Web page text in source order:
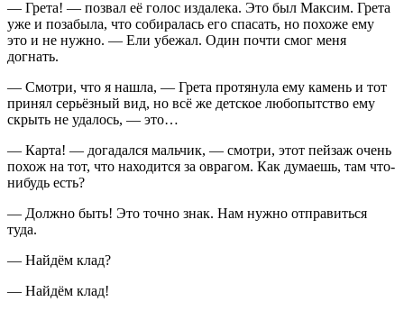
— Грета! — позвал её голос издалека. Это был Максим. Грета
уже и позабыла, что собиралась его спасать, но похоже ему
это и не нужно. — Ели убежал. Один почти смог меня
догнать.
— Смотри, что я нашла, — Грета протянула ему камень и тот
принял серьёзный вид, но всё же детское любопытство ему
скрыть не удалось, — это…
— Карта! — догадался мальчик, — смотри, этот пейзаж очень
похож на тот, что находится за оврагом. Как думаешь, там что-
нибудь есть?
— Должно быть! Это точно знак. Нам нужно отправиться
туда.
— Найдём клад?
— Найдём клад!